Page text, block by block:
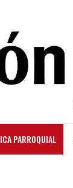
PARROQUIAL